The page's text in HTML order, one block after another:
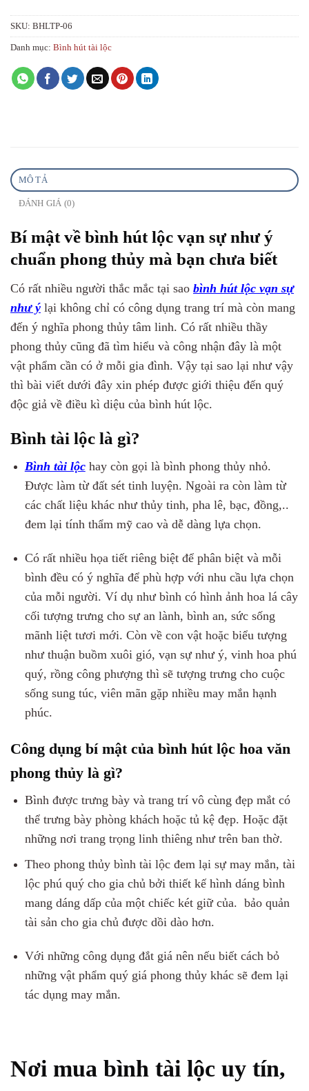
SKU: BHLTP-06
Danh mục: Bình hút tài lộc
MÔ TẢ
ĐÁNH GIÁ (0)
Bí mật về bình hút lộc vạn sự như ý
chuẩn phong thủy mà bạn chưa biết
Có rất nhiều người thắc mắc tại sao bình hút lộc vạn sự
như ý lại không chỉ có công dụng trang trí mà còn mang
đến ý nghĩa phong thủy tâm linh. Có rất nhiều thầy
phong thủy cũng đã tìm hiểu và công nhận đây là một
vật phẩm cần có ở mỗi gia đình. Vậy tại sao lại như vậy
thì bài viết dưới đây xin phép được giới thiệu đến quý
độc giả về điều kì diệu của bình hút lộc.
Bình tài lộc là gì?
Bình tài lộchay còn gọi là bình phong thủy nhỏ.
Được làm từ đất sét tinh luyện. Ngoài ra còn làm từ
các chất liệu khác như thủy tinh, pha lê, bạc, đồng,..
đem lại tính thẩm mỹ cao và dễ dàng lựa chọn.
Có rất nhiều họa tiết riêng biệt để phân biệt và mỗi
bình đều có ý nghĩa để phù hợp với nhu cầu lựa chọn
của mỗi người. Ví dụ như bình có hình ảnh hoa lá cây
cối tượng trưng cho sự an lành, bình an, sức sống
mãnh liệt tươi mới. Còn về con vật hoặc biểu tượng
như thuận buồm xuôi gió, vạn sự như ý, vinh hoa phú
quý, rồng công phượng thì sẽ tượng trưng cho cuộc
sống sung túc, viên mãn gặp nhiều may mắn hạnh
phúc.
Công dụng bí mật của bình hút lộc hoa văn
phong thủy là gì?
Bình được trưng bày và trang trí vô cùng đẹp mắt có
thể trưng bày phòng khách hoặc tủ kệ đẹp. Hoặc đặt
những nơi trang trọng linh thiêng như trên ban thờ.
Theo phong thủy bình tài lộc đem lại sự may mắn, tài
lộc phú quý cho gia chủ bởi thiết kế hình dáng bình
mang dáng dấp của một chiếc két giữ của. bảo quản
tài sản cho gia chủ được dồi dào hơn.
Với những công dụng đắt giá nên nếu biết cách bỏ
những vật phẩm quý giá phong thủy khác sẽ đem lại
tác dụng may mắn.
Nơi mua bình tài lộc uy tín,